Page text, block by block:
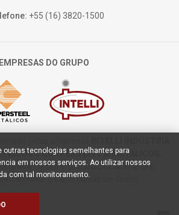
+55 (16) 3820-1500
EMPRESAS DO GRUPO
eCOPPERSTEEL BIMETÁLICOS
transmissão e distribuição de energia,
e transmissão de dados.
outras tecnologias semelhantes para
em nossos serviços. Ao utilizar nossos
com tal monitoramento.